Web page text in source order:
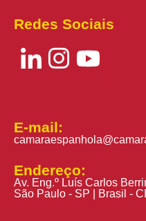
Redes Sociais
E-mail:
Endereço:
Av. Eng.º Luís Carlos
São Paulo - SP | Brasil -